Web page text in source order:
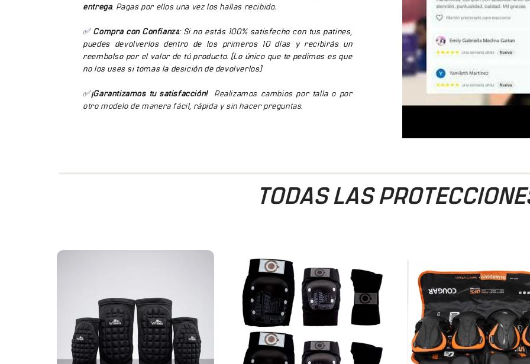
entrega. Pagas por ellos una vez los hallas recibido.
✅ Compra con Confianza: Si no estás 100% satisfecho con tus patines,
puedes devolverlos dentro de los primeros 10 días y recibirás un
reembolso por el valor de tú producto. (Lo único que te pedimos es que
no los uses si tomas la desición de devolverlos)
✅¡Garantizamos tu satisfacción!Realizamos cambios por talla o por
otro modelo de manera fácil, rápida y sin hacer preguntas.
TODAS LAS